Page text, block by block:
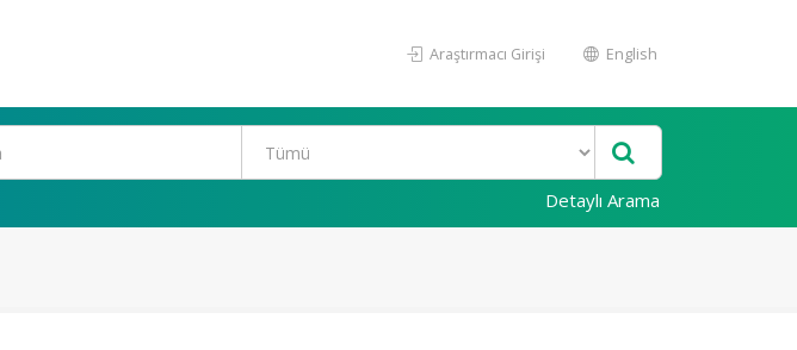
Araştırmacı Girişi English
Detaylı Arama